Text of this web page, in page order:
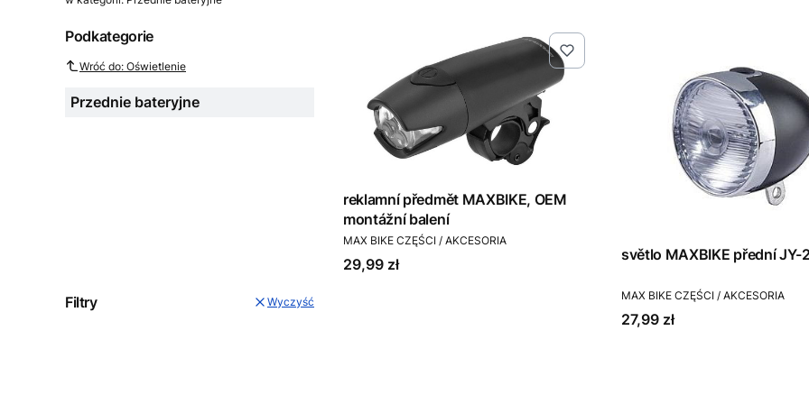
Podkategorie
Wróć do: Oświetlenie
Przednie bateryjne
Filtry Wyczyść
reklamní předmět MAXBIKE, OEM
montážní balení
PRODUCENT
MAX BIKE CZĘŚCI / AKCESORIA
Cena
29,99 zł
světlo MAXBIKE přední JY-
PRODUCENT
MAX BIKE CZĘŚCI / AKCESORIA
Cena
27,99 zł